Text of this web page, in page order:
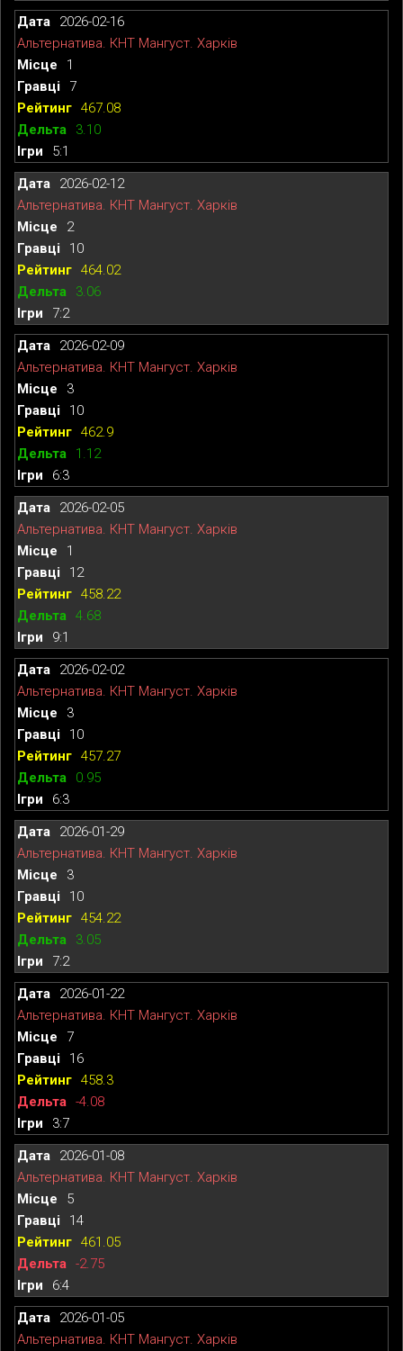
2026-02-16
Альтернатива. КНТ Мангуст. Харків
1
7
467.08
3.10
5:1
2026-02-12
Альтернатива. КНТ Мангуст. Харків
2
10
464.02
3.06
7:2
2026-02-09
Альтернатива. КНТ Мангуст. Харків
3
10
462.9
1.12
6:3
2026-02-05
Альтернатива. КНТ Мангуст. Харків
1
12
458.22
4.68
9:1
2026-02-02
Альтернатива. КНТ Мангуст. Харків
3
10
457.27
0.95
6:3
2026-01-29
Альтернатива. КНТ Мангуст. Харків
3
10
454.22
3.05
7:2
2026-01-22
Альтернатива. КНТ Мангуст. Харків
7
16
458.3
-4.08
3:7
2026-01-08
Альтернатива. КНТ Мангуст. Харків
5
14
461.05
-2.75
6:4
2026-01-05
Альтернатива. КНТ Мангуст. Харків